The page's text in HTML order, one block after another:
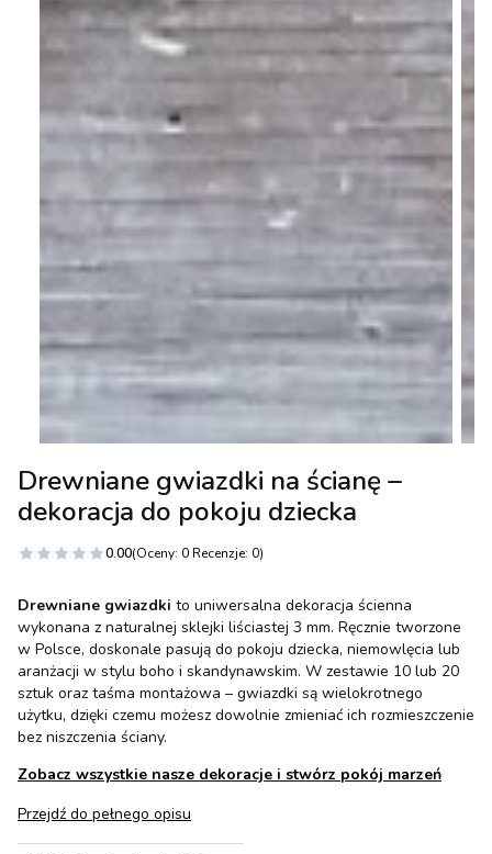
Drewniane gwiazdki na ścianę –
dekoracja do pokoju dziecka
0.00(Oceny: 0 Recenzje: 0)
Drewniane gwiazdki to uniwersalna dekoracja ścienna
wykonana z naturalnej sklejki liściastej 3 mm. Ręcznie tworzone
w Polsce, doskonale pasują do pokoju dziecka, niemowlęcia lub
aranżacji w stylu boho i skandynawskim. W zestawie 10 lub 20
sztuk oraz taśma montażowa – gwiazdki są wielokrotnego
użytku, dzięki czemu możesz dowolnie zmieniać ich rozmieszczenie
bez niszczenia ściany.
Zobacz wszystkie nasze dekoracje i stwórz pokój marzeń
Przejdź do pełnego opisu